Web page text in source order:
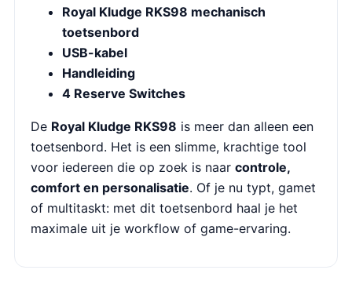
Royal Kludge RKS98 mechanisch
toetsenbord
USB-kabel
Handleiding
4 Reserve Switches
De Royal Kludge RKS98 is meer dan alleen een
toetsenbord. Het is een slimme, krachtige tool
voor iedereen die op zoek is naar controle,
comfort en personalisatie. Of je nu typt, gamet
of multitaskt: met dit toetsenbord haal je het
maximale uit je workflow of game-ervaring.